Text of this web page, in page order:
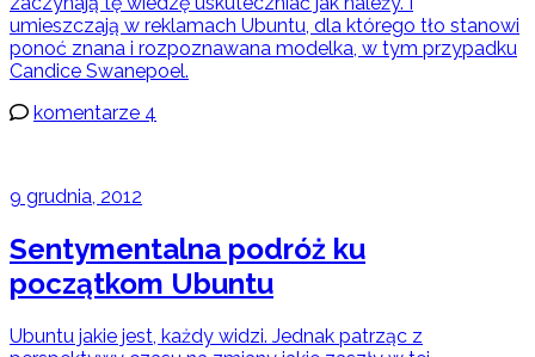
umieszczają w reklamach Ubuntu, dla którego tło stanowi
ponoć znana i rozpoznawana modelka, w tym przypadku
Candice Swanepoel.
komentarze 4
9 grudnia, 2012
Sentymentalna podróż ku
początkom Ubuntu
Ubuntu jakie jest, każdy widzi. Jednak patrząc z